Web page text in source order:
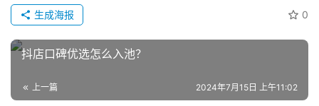
营
跨
境
商
0
生成海报
抖店口碑优选怎么入池？
上一篇 2024年7月15日 上午11:02